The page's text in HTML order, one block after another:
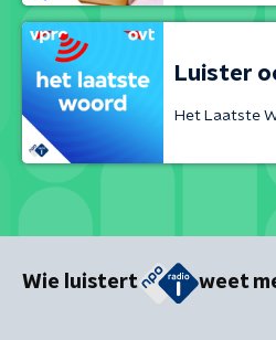
Luister
Het Laatste
Wie luistert weet